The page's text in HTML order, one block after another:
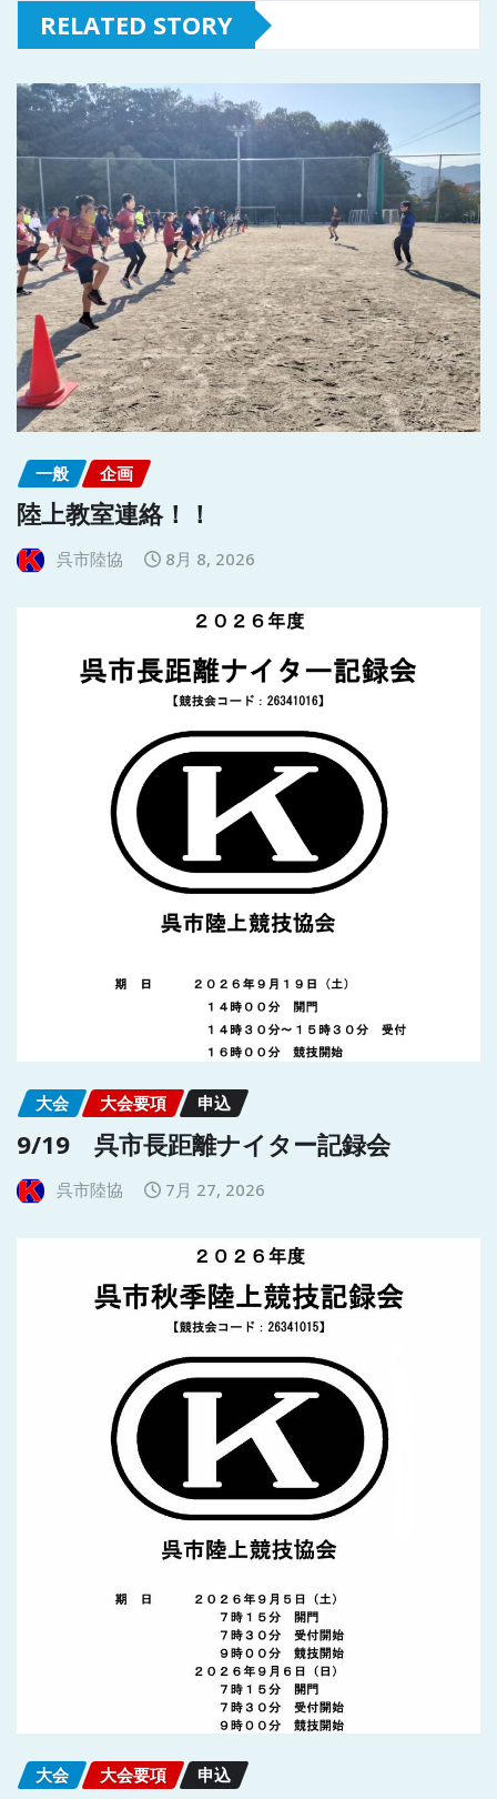
RELATED STORY
一般 企画
陸上教室連絡！！
呉市陸協 8月 8, 2026
大会 大会要項 申込
9/19 呉市長距離ナイター記録会
呉市陸協 7月 27, 2026
大会 大会要項 申込